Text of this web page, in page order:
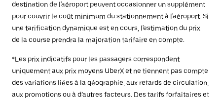
destination de l'aéroport peuvent occasionner un supplément
pour couvrir le coût minimum du stationnement à l'aéroport. Si
une tarification dynamique est en cours, l'estimation du prix
de la course prendra la majoration tarifaire en compte.
*Les prix indicatifs pour les passagers correspondent
uniquement aux prix moyens UberX et ne tiennent pas compte
des variations liées à la géographie, aux retards de circulation,
aux promotions ou à d’autres facteurs. Des tarifs forfaitaires et